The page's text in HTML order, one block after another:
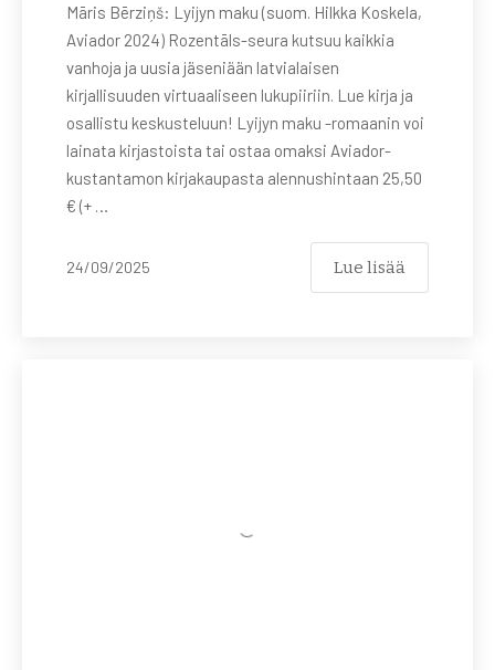
Māris Bērziņš: Lyijyn maku (suom. Hilkka Koskela,
Aviador 2024) Rozentāls-seura kutsuu kaikkia
vanhoja ja uusia jäseniään latvialaisen
kirjallisuuden virtuaaliseen lukupiiriin. Lue kirja ja
osallistu keskusteluun! Lyijyn maku -romaanin voi
lainata kirjastoista tai ostaa omaksi Aviador-
kustantamon kirjakaupasta alennushintaan 25,50
€ (+ …
24/09/2025 Lue lisää